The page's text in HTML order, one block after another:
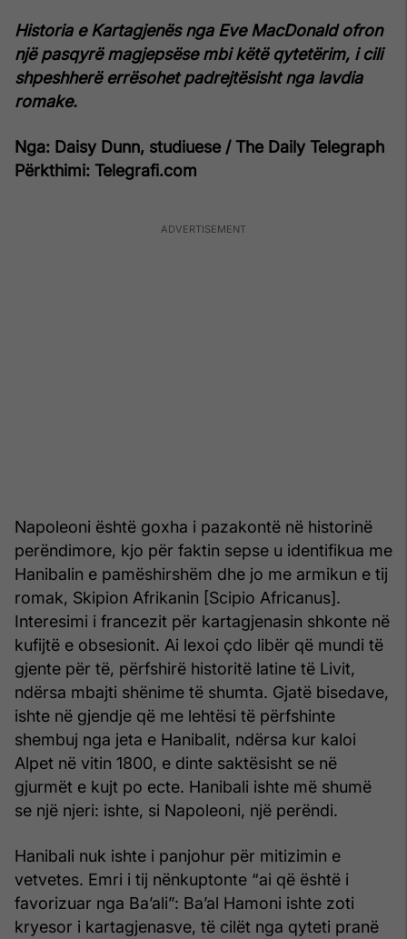
Historia e Kartagjenës nga Eve MacDonald ofron
një pasqyrë magjepsëse mbi këtë qytetërim, i cili
shpeshherë errësohet padrejtësisht nga lavdia
romake.
Nga: Daisy Dunn, studiuese / The Daily Telegraph
Përkthimi: Telegrafi.com
Napoleoni është goxha i pazakontë në historinë
perëndimore, kjo për faktin sepse u identifikua me
Hanibalin e pamëshirshëm dhe jo me armikun e tij
romak, Skipion Afrikanin [Scipio Africanus].
Interesimi i francezit për kartagjenasin shkonte në
kufijtë e obsesionit. Ai lexoi çdo libër që mundi të
gjente për të, përfshirë historitë latine të Livit,
ndërsa mbajti shënime të shumta. Gjatë bisedave,
ishte në gjendje që me lehtësi të përfshinte
shembuj nga jeta e Hanibalit, ndërsa kur kaloi
Alpet në vitin 1800, e dinte saktësisht se në
gjurmët e kujt po ecte. Hanibali ishte më shumë
se një njeri: ishte, si Napoleoni, një perëndi.
Hanibali nuk ishte i panjohur për mitizimin e
vetvetes. Emri i tij nënkuptonte “ai që është i
favorizuar nga Ba’ali”: Ba’al Hamoni ishte zoti
kryesor i kartagjenasve, të cilët nga qyteti pranë